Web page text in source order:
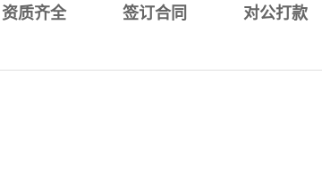
资质齐全 签订合同 对公打款